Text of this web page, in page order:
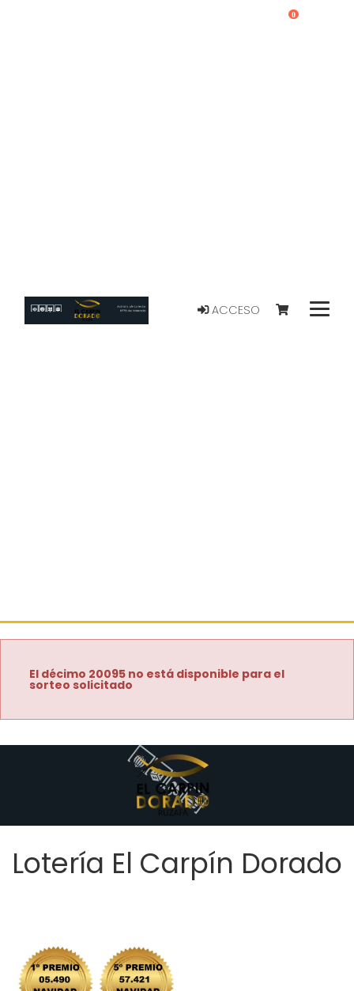
ACCESO
0
El décimo 20095 no está disponible para el
sorteo solicitado
Lotería El Carpín Dorado